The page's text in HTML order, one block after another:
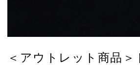
＜アウトレット商品＞